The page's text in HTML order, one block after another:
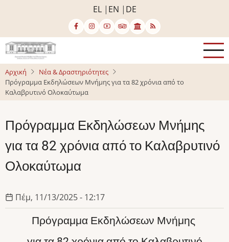
κυρίως
περιεχόμενο
EL EN DE
Αρχική
Νέα & Δραστηριότητες
Πρόγραμμα Εκδηλώσεων Μνήμης για τα 82 χρόνια από το
Καλαβρυτινό Ολοκαύτωμα
Πρόγραμμα Εκδηλώσεων Μνήμης
για τα 82 χρόνια από το Καλαβρυτινό
Ολοκαύτωμα
Πέμ, 11/13/2025 - 12:17
Πρόγραμμα Εκδηλώσεων Μνήμης